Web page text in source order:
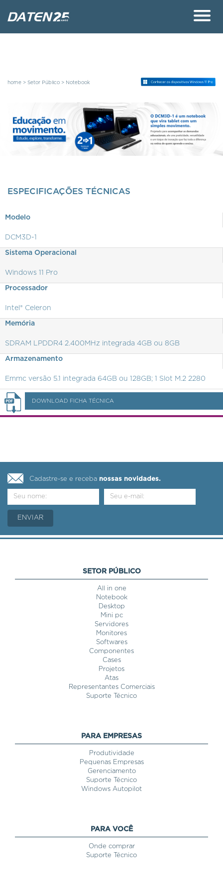
home > Setor Público > Notebook
ESPECIFICAÇÕES TÉCNICAS
Modelo
DCM3D-1
Sistema Operacional
Windows 11 Pro
Processador
Intel® Celeron
Memória
SDRAM LPDDR4 2.400MHz integrada 4GB ou 8GB
Armazenamento
Emmc versão 5.1 integrada 64GB ou 128GB; 1 Slot M.2 2280
DOWNLOAD FICHA TÉCNICA
Cadastre-se e receba nossas novidades.
SETOR PÚBLICO
All in one
Notebook
Desktop
Mini pc
Servidores
Monitores
Softwares
Componentes
Cases
Projetos
Atas
Representantes Comerciais
Suporte Técnico
PARA EMPRESAS
Produtividade
Pequenas Empresas
Gerenciamento
Suporte Técnico
Windows Autopilot
PARA VOCÊ
Onde comprar
Suporte Técnico